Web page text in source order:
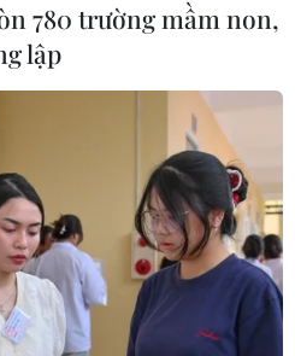
VIỆT NAM
DUẨN
THỊ TÁM, KHÚC THANH
Quy định sử dụng
Hỗ trợ
TTXVN
780 trường mầm non,
lập